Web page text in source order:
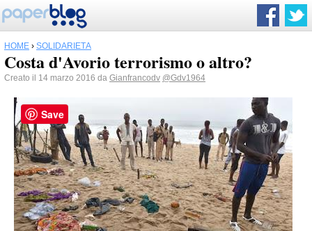
HOME › SOLIDARIETÀ
Costa d'Avorio terrorismo o altro?
Creato il 14 marzo 2016 da Gianfrancodv @Gdv1964
Save